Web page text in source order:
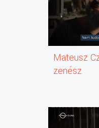
Mateusz
zenész